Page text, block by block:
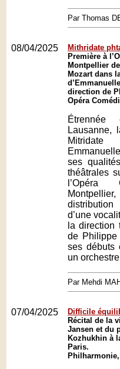
Par Thomas
08/04/2025
Mithridate
Première à
Montpellier
Mozart dans
direction de
Opéra
Lausanne,
ses
théâtrales
l’Opéra
d’une
la direction
de Philippe
ses débuts
un
Par Mehdi
07/04/2025
Difficile
Récital de la
Jansen et du
Kozhukhin à
Paris.